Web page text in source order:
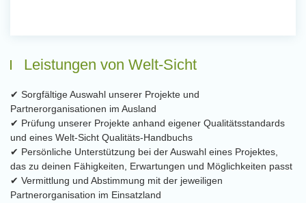
Leistungen von Welt-Sicht
✔ Sorgfältige Auswahl unserer Projekte und
Partnerorganisationen im Ausland
✔ Prüfung unserer Projekte anhand eigener Qualitätsstandards
und eines Welt-Sicht Qualitäts-Handbuchs
✔ Persönliche Unterstützung bei der Auswahl eines Projektes,
das zu deinen Fähigkeiten, Erwartungen und Möglichkeiten passt
✔ Vermittlung und Abstimmung mit der jeweiligen
Partnerorganisation im Einsatzland